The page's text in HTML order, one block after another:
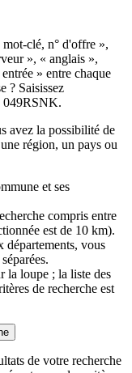
clé, n° d'offre »,
», « anglais »,
» entre chaque
? Saisissez
049RSNK.
avez la possibilité de
région, un pays ou
et ses
compris entre
est de 10 km).
départements, vous
la loupe ; la liste des
de recherche est
de votre recherche